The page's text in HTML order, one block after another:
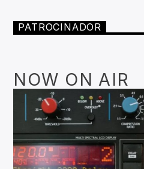
PATROCINADOR
NOW ON AIR